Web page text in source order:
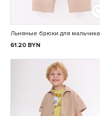
Льняные брюки для мальчика
61.20 BYN